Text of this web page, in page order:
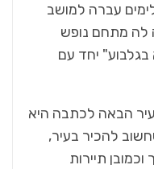
עברה למושב
לה מתחם נופש
יחד עם
הבאה לכתבה היא
להכיר בעיר,
תיירות